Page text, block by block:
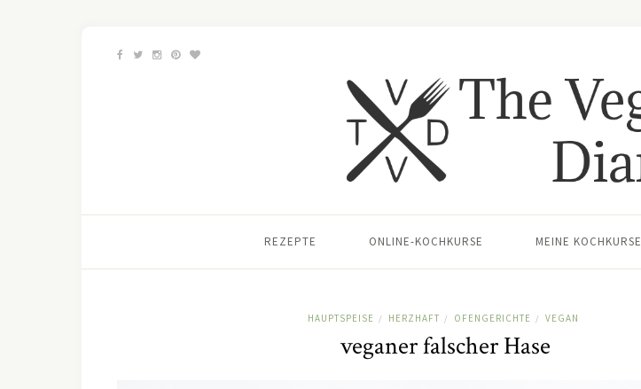
REZEPTE ONLINE-KOCHKURSE MEINE KOCHKURSE
HAUPTSPEISE / HERZHAFT / OFENGERICHTE / VEGAN
veganer falscher Hase